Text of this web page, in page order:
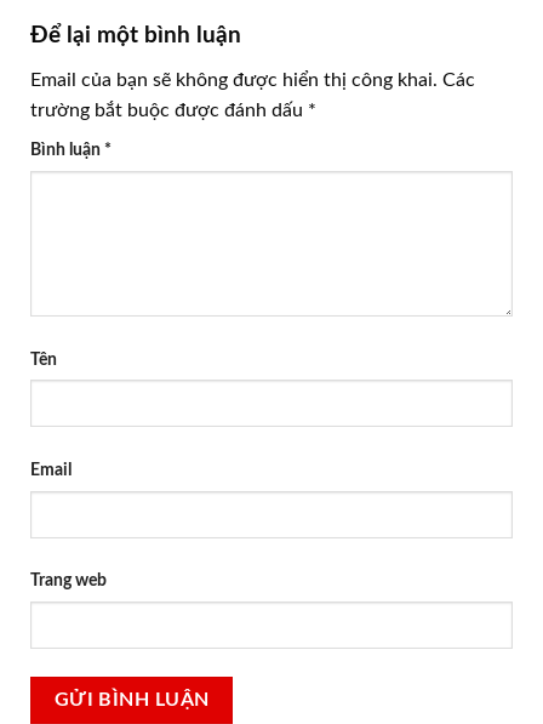
Để lại một bình luận
Email của bạn sẽ không được hiển thị công khai. Các
trường bắt buộc được đánh dấu *
Bình luận *
Tên
Email
Trang web